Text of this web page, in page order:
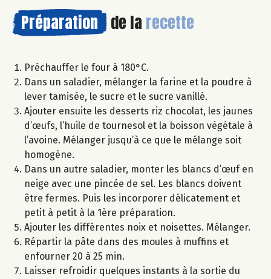
Préparation de la recette
Préchauffer le four à 180°C.
Dans un saladier, mélanger la farine et la poudre à
lever tamisée, le sucre et le sucre vanillé.
Ajouter ensuite les desserts riz chocolat, les jaunes
d’œufs, l’huile de tournesol et la boisson végétale à
l’avoine. Mélanger jusqu’à ce que le mélange soit
homogène.
Dans un autre saladier, monter les blancs d’œuf en
neige avec une pincée de sel. Les blancs doivent
être fermes. Puis les incorporer délicatement et
petit à petit à la 1ère préparation.
Ajouter les différentes noix et noisettes. Mélanger.
Répartir la pâte dans des moules à muffins et
enfourner 20 à 25 min.
Laisser refroidir quelques instants à la sortie du